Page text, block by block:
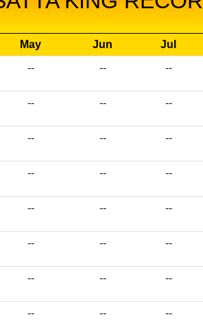
May Jun Jul
-- -- --
-- -- --
-- -- --
-- -- --
-- -- --
-- -- --
-- -- --
-- -- --